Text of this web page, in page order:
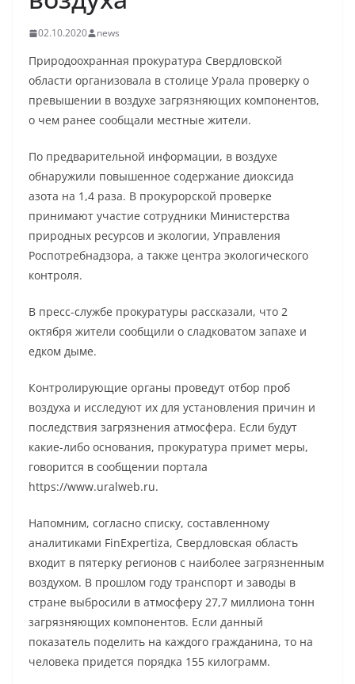
02.10.2020 news
Природоохранная прокуратура Свердловской
области организовала в столице Урала проверку о
превышении в воздухе загрязняющих компонентов,
о чем ранее сообщали местные жители.
По предварительной информации, в воздухе
обнаружили повышенное содержание диоксида
азота на 1,4 раза. В прокурорской проверке
принимают участие сотрудники Министерства
природных ресурсов и экологии, Управления
Роспотребнадзора, а также центра экологического
контроля.
В пресс-службе прокуратуры рассказали, что 2
октября жители сообщили о сладковатом запахе и
едком дыме.
Контролирующие органы проведут отбор проб
воздуха и исследуют их для установления причин и
последствия загрязнения атмосфера. Если будут
какие-либо основания, прокуратура примет меры,
говорится в сообщении портала
https://www.uralweb.ru.
Напомним, согласно списку, составленному
аналитиками FinExpertiza, Свердловская область
входит в пятерку регионов с наиболее загрязненным
воздухом. В прошлом году транспорт и заводы в
стране выбросили в атмосферу 27,7 миллиона тонн
загрязняющих компонентов. Если данный
показатель поделить на каждого гражданина, то на
человека придется порядка 155 килограмм.